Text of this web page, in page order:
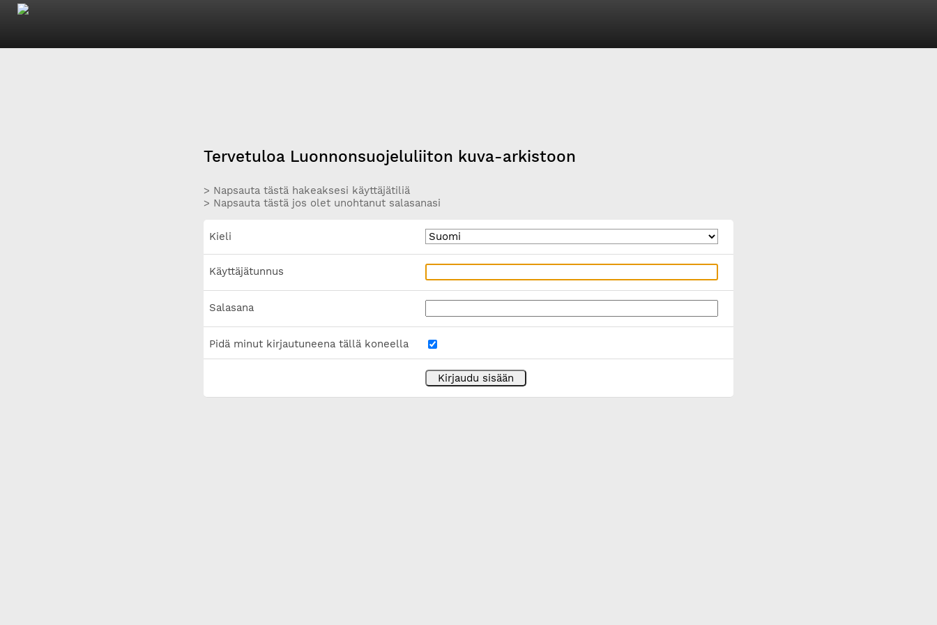
Tervetuloa Luonnonsuojeluliiton kuva-arkistoon
> Napsauta tästä hakeaksesi käyttäjätiliä
> Napsauta tästä jos olet unohtanut salasanasi
Kieli
Käyttäjätunnus
Salasana
Pidä minut kirjautuneena tällä koneella